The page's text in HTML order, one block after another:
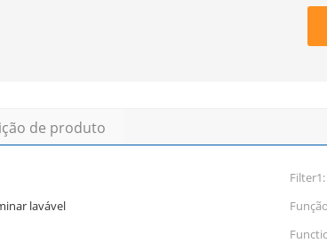
de produto
Filter1:
lavável